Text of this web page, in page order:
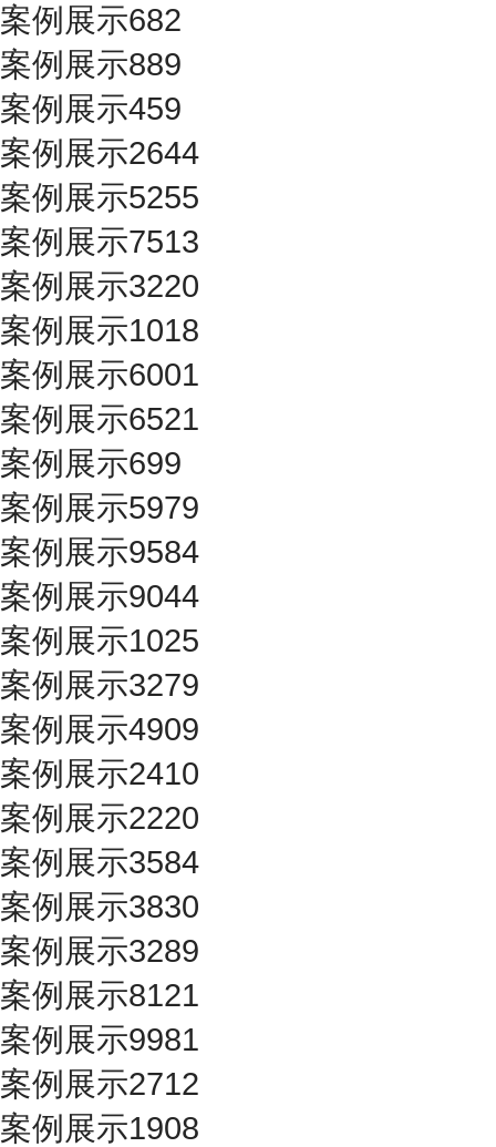
案例展示682
案例展示889
案例展示459
案例展示2644
案例展示5255
案例展示7513
案例展示3220
案例展示1018
案例展示6001
案例展示6521
案例展示699
案例展示5979
案例展示9584
案例展示9044
案例展示1025
案例展示3279
案例展示4909
案例展示2410
案例展示2220
案例展示3584
案例展示3830
案例展示3289
案例展示8121
案例展示9981
案例展示2712
案例展示1908